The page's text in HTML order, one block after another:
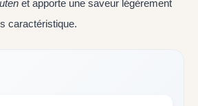
et apporte une saveur légèrement
caractéristique.